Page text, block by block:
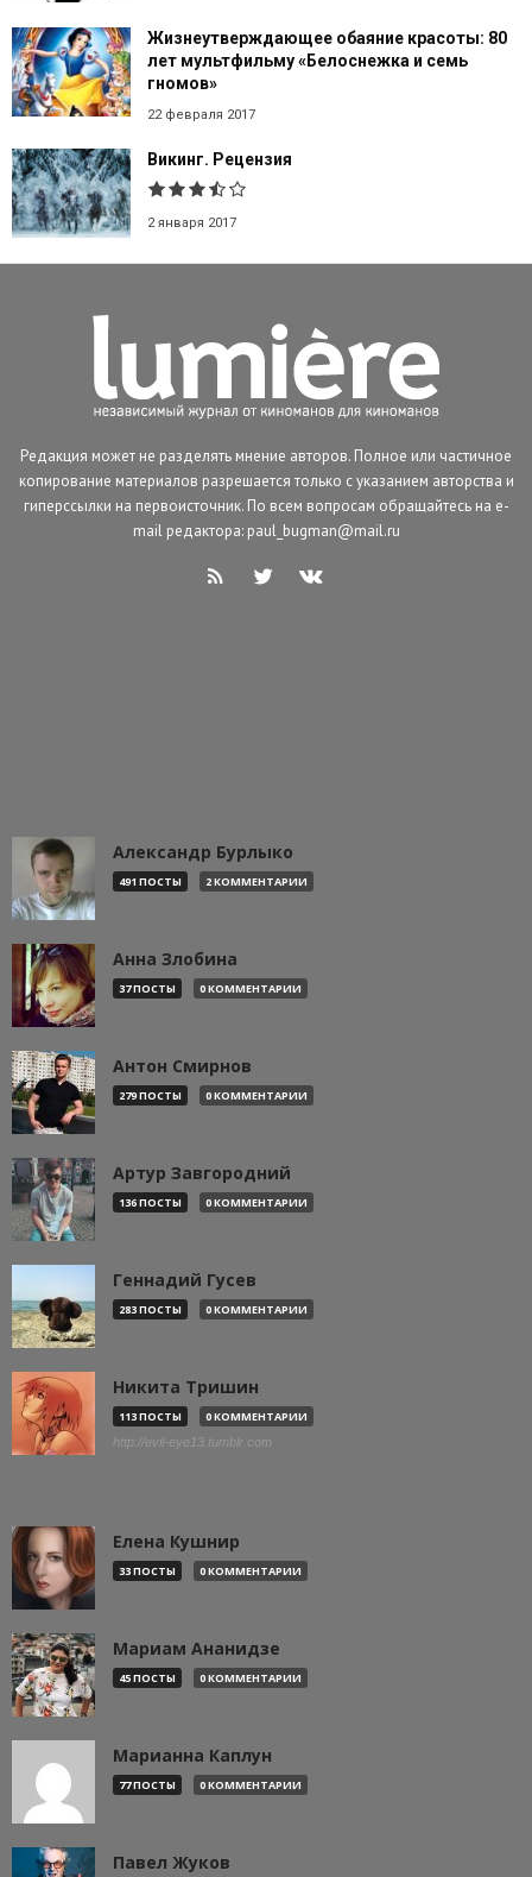
Жизнеутверждающее обаяние красоты: 80
лет мультфильму «Белоснежка и семь
гномов»
22 февраля 2017
Викинг. Рецензия
2 января 2017
Редакция может не разделять мнение авторов. Полное или частичное
копирование материалов разрешается только с указанием авторства и
гиперссылки на первоисточник. По всем вопросам обращайтесь на e-
mail редактора: paul_bugman@mail.ru
Александр Бурлыко
491 ПОСТЫ 2 КОММЕНТАРИИ
Анна Злобина
37 ПОСТЫ 0 КОММЕНТАРИИ
Антон Смирнов
279 ПОСТЫ 0 КОММЕНТАРИИ
Артур Завгородний
136 ПОСТЫ 0 КОММЕНТАРИИ
Геннадий Гусев
283 ПОСТЫ 0 КОММЕНТАРИИ
Никита Тришин
113 ПОСТЫ 0 КОММЕНТАРИИ
http://evil-eye13.tumblr.com
Елена Кушнир
33 ПОСТЫ 0 КОММЕНТАРИИ
Мариам Ананидзе
45 ПОСТЫ 0 КОММЕНТАРИИ
Марианна Каплун
77 ПОСТЫ 0 КОММЕНТАРИИ
Павел Жуков